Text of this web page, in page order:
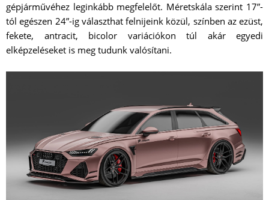
gépjárművéhez leginkább megfelelőt. Méretskála szerint 17”-
tól egészen 24”-ig választhat felnijeink közül, színben az ezüst,
fekete, antracit, bicolor variációkon túl akár egyedi
elképzeléseket is meg tudunk valósítani.